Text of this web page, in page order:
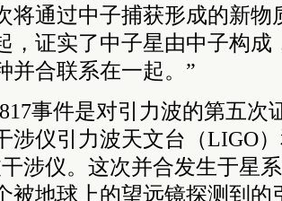
将通过中子捕获形成的新物
，证实了中子星由中子构成
并合联系在一起。”
事件是对引力波的第五次
涉仪引力波天文台（LIGO
涉仪。这次并合发生于星
被地球上的望远镜探测到的